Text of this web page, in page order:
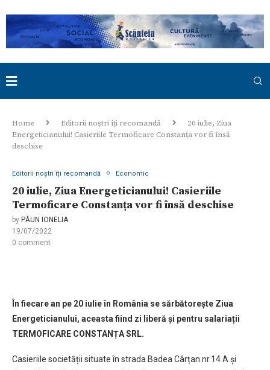
Home Editorii noștri îți recomandă
20 iulie, Ziua
Energeticianului! Casieriile Termoficare Constanța vor fi însă
deschise
Editorii noștri îți recomandă Economic
20 iulie, Ziua Energeticianului! Casieriile
Termoficare Constanța vor fi însă deschise
by PĂUN IONELIA
19/07/2022
0 comment
În fiecare an pe 20 iulie în România se sărbătorește Ziua
Energeticianului, aceasta fiind zi liberă și pentru salariații
TERMOFICARE CONSTANȚA SRL.
Casieriile societății situate în strada Badea Cârțan nr.14 A și